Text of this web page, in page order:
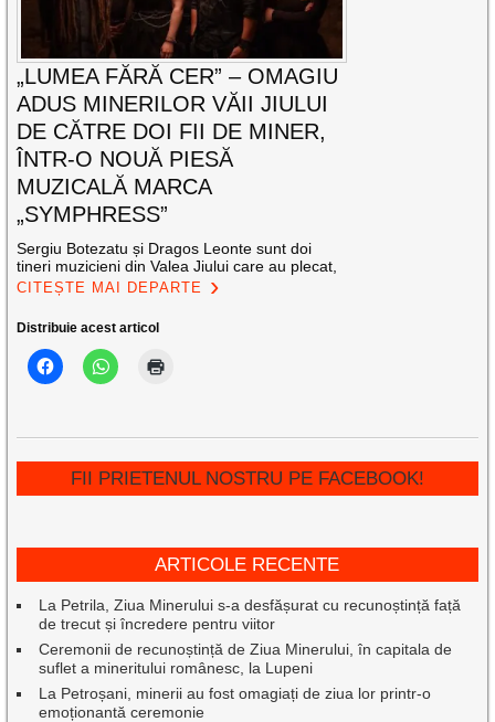
„LUMEA FĂRĂ CER” – OMAGIU
ADUS MINERILOR VĂII JIULUI
DE CĂTRE DOI FII DE MINER,
ÎNTR-O NOUĂ PIESĂ
MUZICALĂ MARCA
„SYMPHRESS”
Sergiu Botezatu și Dragos Leonte sunt doi
tineri muzicieni din Valea Jiului care au plecat,
CITEȘTE MAI DEPARTE
Distribuie acest articol
FII PRIETENUL NOSTRU PE FACEBOOK!
ARTICOLE RECENTE
La Petrila, Ziua Minerului s-a desfășurat cu recunoștință față
de trecut și încredere pentru viitor
Ceremonii de recunoștință de Ziua Minerului, în capitala de
suflet a mineritului românesc, la Lupeni
La Petroșani, minerii au fost omagiați de ziua lor printr-o
emoționantă ceremonie